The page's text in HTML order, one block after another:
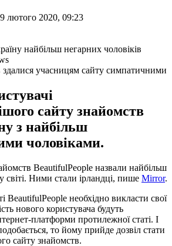
лютого 2020, 09:23
здалися учасницям сайту симпатичними
сайту знайомств
з найбільш
чоловіками.
BeautifulPeople назвали найбільш
світі. Ними стали ірландці, пише Mirror.
BeautifulPeople необхідно викласти свої
нового користувача будуть
платформи протилежної статі. І
то йому прийде дозвіл стати
сайту знайомств.